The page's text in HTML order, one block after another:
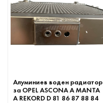
Алуминиев воден радиатор
за OPEL ASCONA A MANTA
A REKORD D 81 86 87 88 84